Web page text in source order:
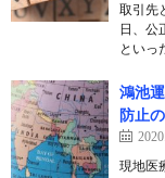
取引先
日、公
といっ
鴻池
防止
現地医